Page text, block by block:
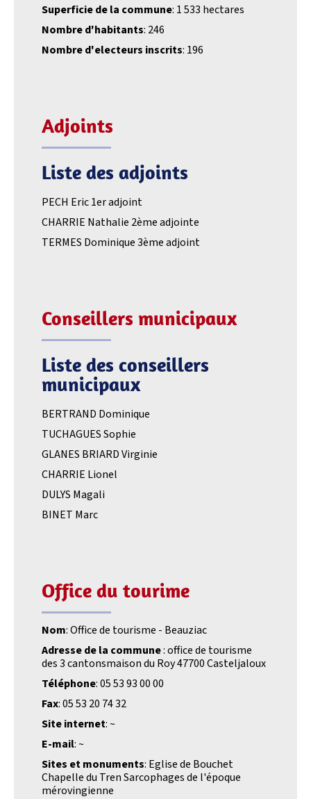
Superficie de la commune: 1 533 hectares
Nombre d'habitants: 246
Nombre d'electeurs inscrits: 196
Adjoints
Liste des adjoints
PECH Eric 1er adjoint
CHARRIE Nathalie 2ème adjointe
TERMES Dominique 3ème adjoint
Conseillers municipaux
Liste des conseillers
municipaux
BERTRAND Dominique
TUCHAGUES Sophie
GLANES BRIARD Virginie
CHARRIE Lionel
DULYS Magali
BINET Marc
Office du tourime
Nom: Office de tourisme - Beauziac
Adresse de la commune: office de tourisme
des 3 cantonsmaison du Roy 47700 Casteljaloux
Téléphone: 05 53 93 00 00
Fax: 05 53 20 74 32
Site internet: ~
E-mail: ~
Sites et monuments: Eglise de Bouchet
Chapelle du Tren Sarcophages de l'époque
mérovingienne